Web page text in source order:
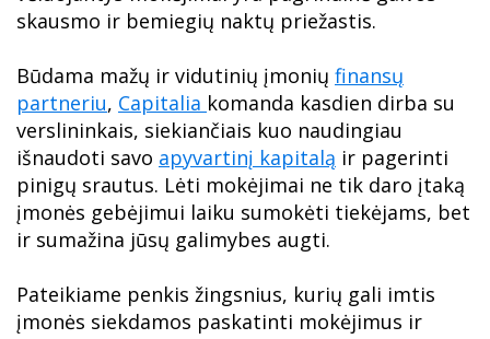
skausmo ir bemiegių naktų priežastis.
Būdama mažų ir vidutinių įmonių finansų
partneriu, Capitalia komanda kasdien dirba su
verslininkais, siekiančiais kuo naudingiau
išnaudoti savo apyvartinį kapitalą ir pagerinti
pinigų srautus. Lėti mokėjimai ne tik daro įtaką
įmonės gebėjimui laiku sumokėti tiekėjams, bet
ir sumažina jūsų galimybes augti.
Pateikiame penkis žingsnius, kurių gali imtis
įmonės siekdamos paskatinti mokėjimus ir